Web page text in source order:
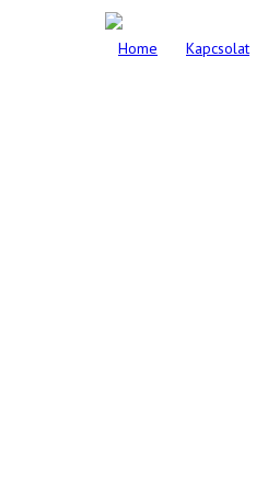
Home Kapcsolat